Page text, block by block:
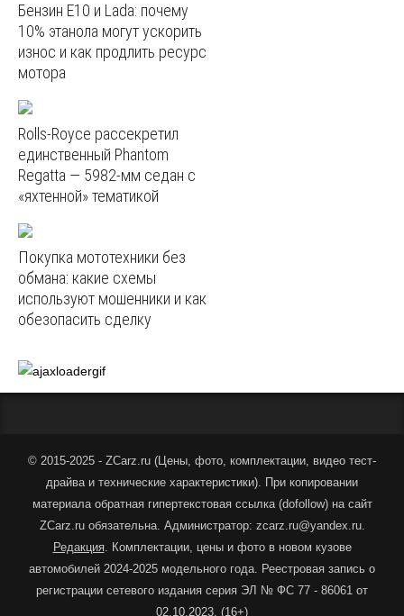
Бензин E10 и Lada: почему
10% этанола могут ускорить
износ и как продлить ресурс
мотора
Rolls-Royce рассекретил
единственный Phantom
Regatta — 5982‑мм седан с
«яхтенной» тематикой
Покупка мототехники без
обмана: какие схемы
используют мошенники и как
обезопасить сделку
© 2015-2025 - ZCarz.ru (Цены, фото, комплектации, видео тест-
драйва и технические характеристики). При копировании
материала обратная гипертекстовая ссылка (dofollow) на сайт
ZCarz.ru обязательна. Администратор: zcarz.ru@yandex.ru.
Редакция. Комплектации, цены и фото в новом кузове
автомобилей 2024-2025 модельного года. Реестровая запись о
регистрации сетевого издания серия ЭЛ № ФС 77 - 86061 от
02.10.2023. (16+)